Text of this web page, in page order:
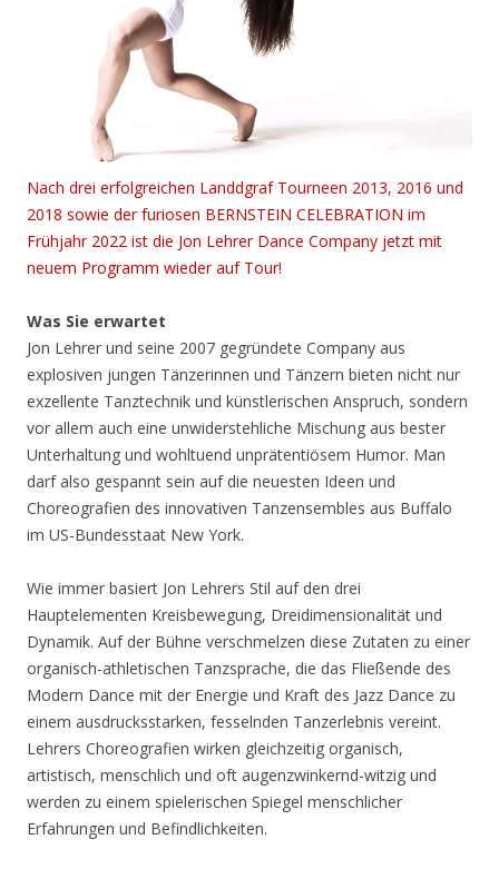
Nach drei erfolgreichen Landdgraf Tourneen 2013, 2016 und
2018 sowie der furiosen BERNSTEIN CELEBRATION im
Frühjahr 2022 ist die Jon Lehrer Dance Company jetzt mit
neuem Programm wieder auf Tour!
Was Sie erwartet
Jon Lehrer und seine 2007 gegründete Company aus
explosiven jungen Tänzerinnen und Tänzern bieten nicht nur
exzellente Tanztechnik und künstlerischen Anspruch, sondern
vor allem auch eine unwiderstehliche Mischung aus bester
Unterhaltung und wohltuend unprätentiösem Humor. Man
darf also gespannt sein auf die neuesten Ideen und
Choreografien des innovativen Tanzensembles aus Buffalo
im US-Bundesstaat New York.
Wie immer basiert Jon Lehrers Stil auf den drei
Hauptelementen Kreisbewegung, Dreidimensionalität und
Dynamik. Auf der Bühne verschmelzen diese Zutaten zu einer
organisch-athletischen Tanzsprache, die das Fließende des
Modern Dance mit der Energie und Kraft des Jazz Dance zu
einem ausdrucksstarken, fesselnden Tanzerlebnis vereint.
Lehrers Choreografien wirken gleichzeitig organisch,
artistisch, menschlich und oft augenzwinkernd-witzig und
werden zu einem spielerischen Spiegel menschlicher
Erfahrungen und Befindlichkeiten.